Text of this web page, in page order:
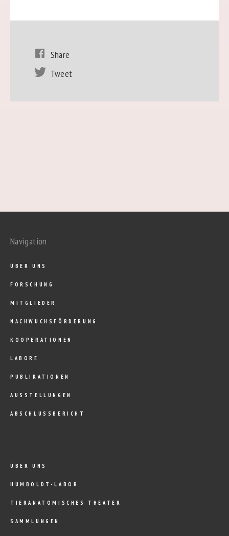
Share
Tweet
Navigation
ÜBER UNS
FORSCHUNG
MITGLIEDER
NACHWUCHSFÖRDERUNG
KOOPERATIONEN
LABORE
PUBLIKATIONEN
AUSSTELLUNGEN
ABSCHLUSSBERICHT
ÜBER UNS
HUMBOLDT-LABOR
TIERANATOMISCHES THEATER
SAMMLUNGEN